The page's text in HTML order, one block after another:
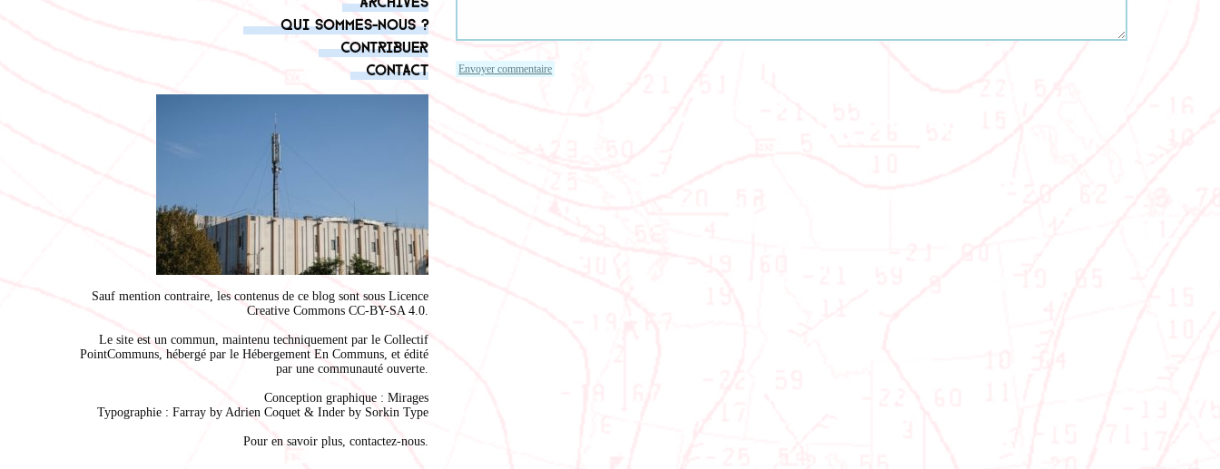
Qui sommes-nous ?
Contribuer
Contact
Sauf mention contraire, les contenus de ce blog sont sous Licence
Creative Commons CC-BY-SA 4.0.
Le site est un commun, maintenu techniquement par le Collectif
PointCommuns, hébergé par le Hébergement En Communs, et édité
par une communauté ouverte.
Conception graphique : Mirages
Typographie : Farray by Adrien Coquet & Inder by Sorkin Type
Pour en savoir plus, contactez-nous.